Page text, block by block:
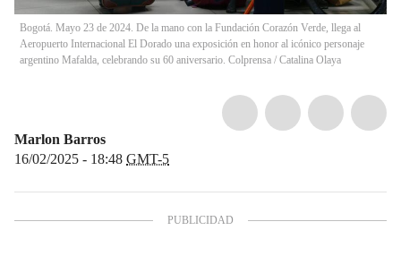
Bogotá. Mayo 23 de 2024. De la mano con la Fundación Corazón Verde, llega al
Aeropuerto Internacional El Dorado una exposición en honor al icónico personaje
argentino Mafalda, celebrando su 60 aniversario. Colprensa / Catalina Olaya
Marlon Barros
16/02/2025 - 18:48 GMT-5